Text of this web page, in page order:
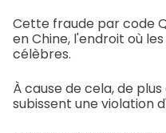
Cette fraude par code
en Chine, l'endroit où
célèbres.
À cause de cela, de
subissent une violation